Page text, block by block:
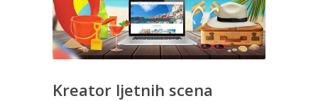
Kreator ljetnih scena